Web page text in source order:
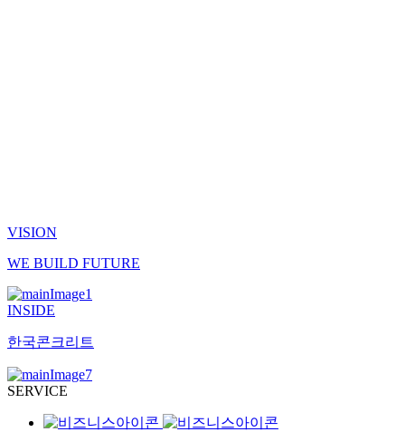
VISION
WE BUILD FUTURE
INSIDE
한국콘크리트
SERVICE